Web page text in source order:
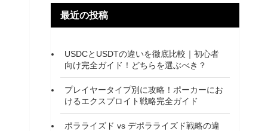
最近の投稿
USDCとUSDTの違いを徹底比較｜初心者
向け完全ガイド！どちらを選ぶべき？
プレイヤータイプ別に攻略！ポーカーにお
けるエクスプロイト戦略完全ガイド
ポラライズド vs デポラライズド戦略の違